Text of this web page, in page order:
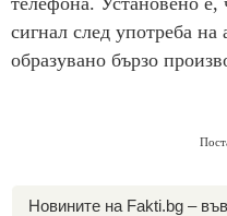
сигнал след употреба
образувано бързо
Новините на Fakti.bg – във